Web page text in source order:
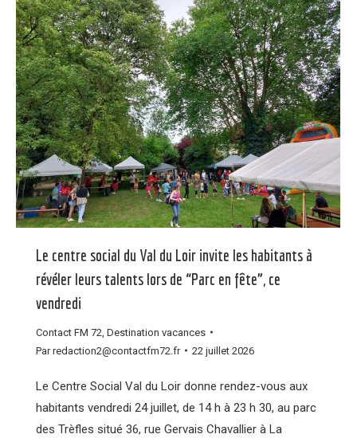
Le centre social du Val du Loir invite les habitants à
révéler leurs talents lors de “Parc en fête”, ce
vendredi
Contact FM 72 Destination vacances
Parredaction2@contactfm72.fr 22 juillet 2026
Le Centre Social Val du Loir donne rendez-vous aux
habitants vendredi 24 juillet, de 14 h à 23 h 30, au parc
des Trèfles situé 36, rue Gervais Chavallier à La